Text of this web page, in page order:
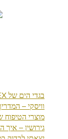
בגדי הים של LEVITEX לקיץ 2024
וויסקי –
מוצרי הטיפוח
גירושין –